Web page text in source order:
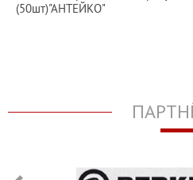
(50шт)"АНТЕЙКО"